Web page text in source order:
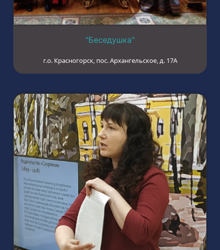
"Беседушка"
г.о. Красногорск, пос. Архангельское, д. 17А